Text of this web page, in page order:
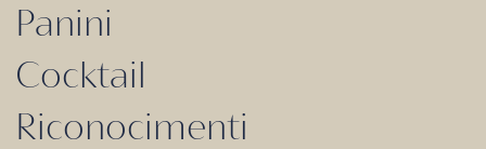
Panini
Cocktail
Riconocimenti